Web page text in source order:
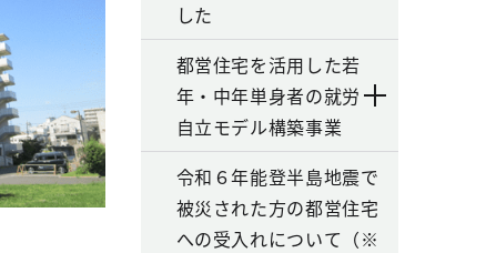
した
都営住宅を活用した若
年・中年単身者の就労
自立モデル構築事業
令和６年能登半島地震で
被災された方の都営住宅
への受入れについて（※